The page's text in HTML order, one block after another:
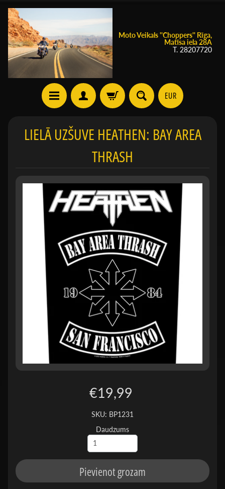
Moto Veikals ''Choppers'' Rīga,
Matīsa iela 28A
T. 28207720
EUR
LIELĀ UZŠUVE HEATHEN: BAY AREA
THRASH
€19,99
SKU: BP1231
Daudzums
Pievienot grozam